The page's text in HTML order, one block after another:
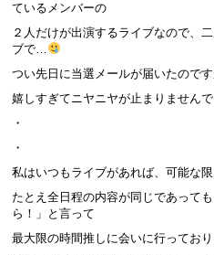
ているメンバーの
２人だけが出演するライブなので、
ブで…
つい先日に当選メールが届いたので
嬉しすぎてニヤニヤが止まりません
・
・
私はいつもライブがあれば、可能な
たとえ全日程の内容が同じであって
ら！」と言って
最大限の時間推しに会いに行ってお